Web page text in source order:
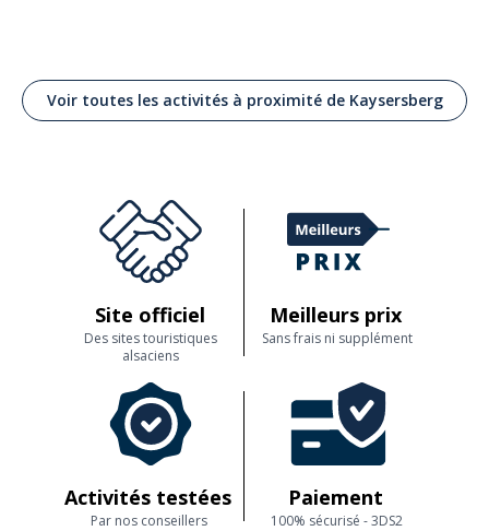
Voir toutes les activités à proximité de Kaysersberg
Site officiel
Des sites touristiques
alsaciens
Meilleurs prix
Sans frais ni supplément
Activités testées
Par nos conseillers
Paiement
100% sécurisé - 3DS2